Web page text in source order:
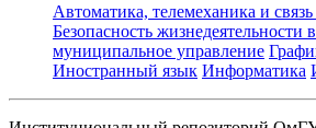
Автоматика, телемеханика и
Безопасность жизнедеятельности
муниципальное управление
Иностранный язык Информатика